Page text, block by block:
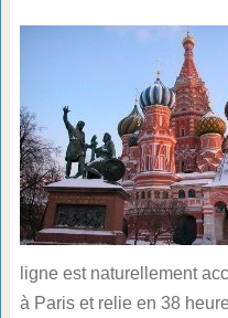
ligne est naturellement
à Paris et relie en 38